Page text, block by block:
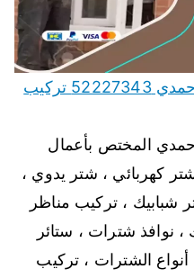
فني تركيب شتر اسطبلات الأحمدي 52227343 تركيب
المختص بأعمال
كهربائي ، شتر يدوي ،
شبابيك ، تركيب مناظر
نوافذ شترات ، ستائر
الشترات ، تركيب